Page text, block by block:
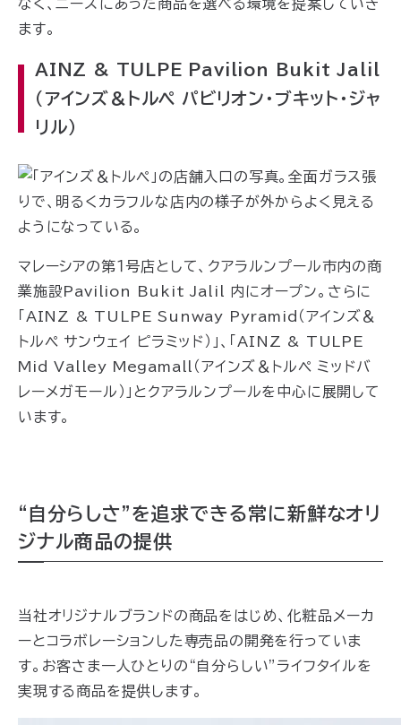
なく、ニーズにあった商品を選べる環境を提案していき
ます。
AINZ & TULPE Pavilion Bukit Jalil
（アインズ＆トルペ パビリオン・ブキット・ジャ
リル）
マレーシアの第１号店として、クアラルンプール市内の商
業施設Pavilion Bukit Jalil 内にオープン。さらに
「AINZ & TULPE Sunway Pyramid（アインズ＆
トルペ サンウェイ ピラミッド）」、「AINZ & TULPE
Mid Valley Megamall（アインズ＆トルペ ミッドバ
レーメガモール）」とクアラルンプールを中心に展開して
います。
“自分らしさ”を追求できる常に新鮮なオリ
ジナル商品の提供
当社オリジナルブランドの商品をはじめ、化粧品メーカ
ーとコラボレーションした専売品の開発を行っていま
す。お客さま一人ひとりの“自分らしい”ライフタイルを
実現する商品を提供します。